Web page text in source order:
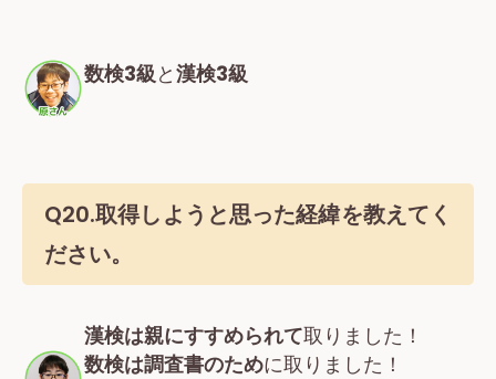
数検3級と漢検3級
Q20.取得しようと思った経緯を教えてく
ださい。
漢検は親にすすめられて取りました！
数検は調査書のために取りました！